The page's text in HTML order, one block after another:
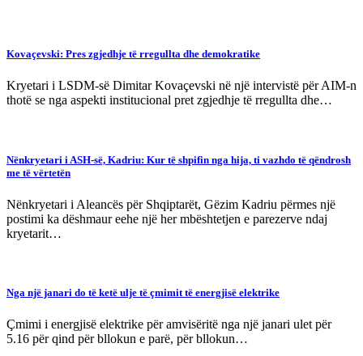
Kovaçevski: Pres zgjedhje të rregullta dhe demokratike
Kryetari i LSDM-së Dimitar Kovaçevski në një intervistë për AIM-n
thotë se nga aspekti institucional pret zgjedhje të rregullta dhe…
Nënkryetari i ASH-së, Kadriu: Kur të shpifin nga hija, ti vazhdo të qëndrosh
me të vërtetën
Nënkryetari i Aleancës për Shqiptarët, Gëzim Kadriu përmes një
postimi ka dëshmaur eehe një her mbështetjen e parezerve ndaj
kryetarit…
Nga një janari do të ketë ulje të çmimit të energjisë elektrike
Çmimi i energjisë elektrike për amvisëritë nga një janari ulet për
5.16 për qind për bllokun e parë, për bllokun…